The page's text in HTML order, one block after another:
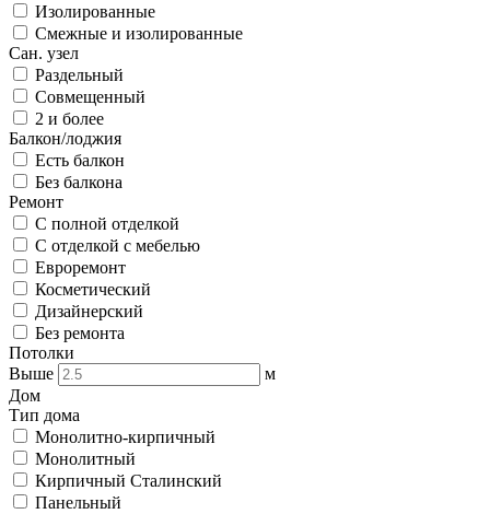
Изолированные
Смежные и изолированные
Сан. узел
Раздельный
Совмещенный
2 и более
Балкон/лоджия
Есть балкон
Без балкона
Ремонт
С полной отделкой
С отделкой с мебелью
Евроремонт
Косметический
Дизайнерский
Без ремонта
Потолки
Выше
м
Дом
Тип дома
Монолитно-кирпичный
Монолитный
Кирпичный Сталинский
Панельный